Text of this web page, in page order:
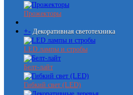
Прожекторы
+- Декоративная светотехника
LED лампы и стробы
Белт-лайт
Гибкий свет (LED)